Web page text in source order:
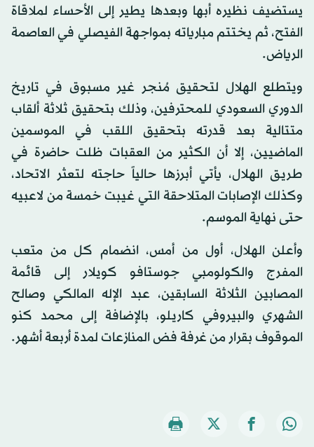
يستضيف نظيره أبها وبعدها يطير إلى الأحساء لملاقاة
الفتح، ثم يختتم مبارياته بمواجهة الفيصلي في العاصمة
الرياض.
ويتطلع الهلال لتحقيق مُنجر غير مسبوق في تاريخ
الدوري السعودي للمحترفين، وذلك بتحقيق ثلاثة ألقاب
متتالية بعد قدرته بتحقيق اللقب في الموسمين
الماضيين، إلا أن الكثير من العقبات ظلت حاضرة في
طريق الهلال، يأتي أبرزها حالياً حاجته لتعثر الاتحاد،
وكذلك الإصابات المتلاحقة التي غيبت خمسة من لاعبيه
حتى نهاية الموسم.
وأعلن الهلال، أول من أمس، انضمام كل من متعب
المفرج والكولومبي جوستافو كويلار إلى قائمة
المصابين الثلاثة السابقين، عبد الإله المالكي وصالح
الشهري والبيروفي كاريلو، بالإضافة إلى محمد كنو
الموقوف بقرار من غرفة فض المنازعات لمدة أربعة أشهر.